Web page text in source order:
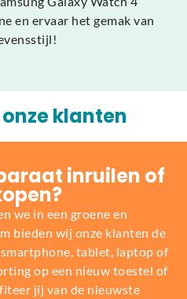
en ervaar het gemak van
klanten
inruilen of
we in een groene en
bieden wij onze klanten de
tablet, laptop of
op een nieuw toestel of
jij van de nieuwste